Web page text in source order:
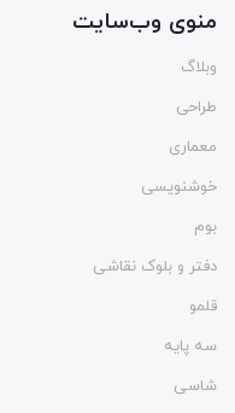
منوی وب‌سایت
وبلاگ
طراحی
معماری
خوشنویسی
بوم
دفتر و بلوک نقاشی
قلمو
سه پایه
شاسی